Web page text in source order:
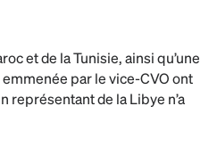
et de la Tunisie, ainsi qu’une
par le vice-CVO ont
représentant de la Libye n’a